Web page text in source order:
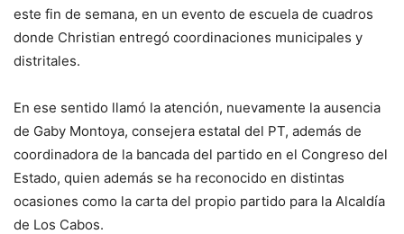
este fin de semana, en un evento de escuela de cuadros
donde Christian entregó coordinaciones municipales y
distritales.
En ese sentido llamó la atención, nuevamente la ausencia
de Gaby Montoya, consejera estatal del PT, además de
coordinadora de la bancada del partido en el Congreso del
Estado, quien además se ha reconocido en distintas
ocasiones como la carta del propio partido para la Alcaldía
de Los Cabos.